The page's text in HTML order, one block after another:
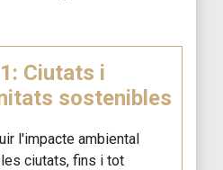
Ciutats i
sostenibles
l'impacte ambiental
ciutats, fins i tot